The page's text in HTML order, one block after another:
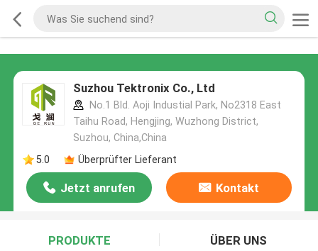
Suzhou Tektronix Co., Ltd
No.1 Bld. Aoji Industial Park, No2318 East
Taihu Road, Hengjing, Wuzhong District,
Suzhou, China,China
5.0
Überprüfter Lieferant
Jetzt anrufen Kontakt
PRODUKTE ÜBER UNS